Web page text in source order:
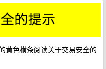
黄色横条阅读关于交易安全的